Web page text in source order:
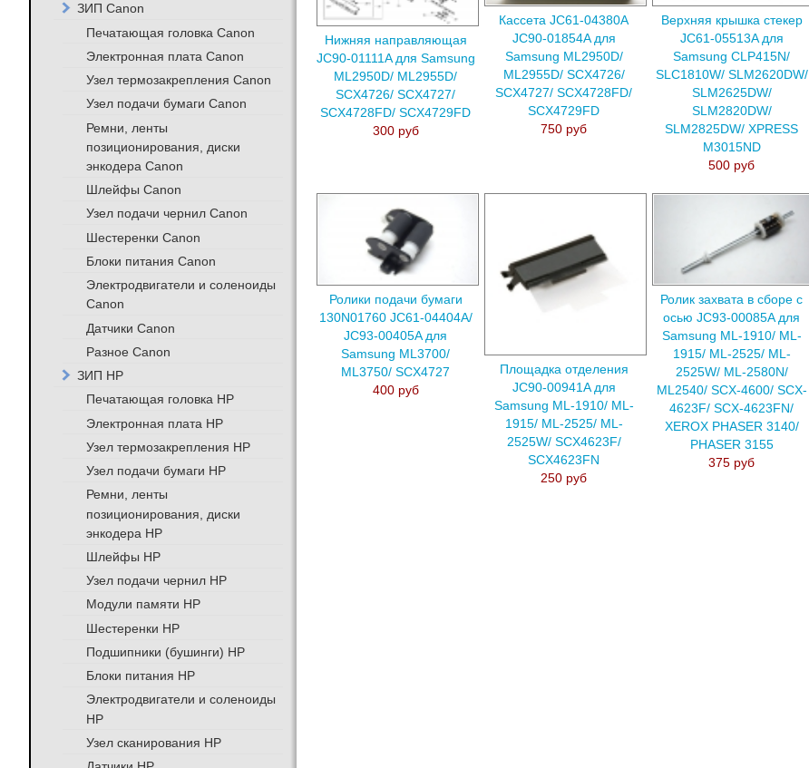
Нижняя направляющая
JC90-01111A для Samsung
ML2950D/ ML2955D/
SCX4726/ SCX4727/
SCX4728FD/ SCX4729FD
300 руб
Кассета JC61-04380A
JC90-01854A для
Samsung ML2950D/
ML2955D/ SCX4726/
SCX4727/ SCX4728FD/
SCX4729FD
750 руб
Верхняя крышка стекер
JC61-05513A для
Samsung CLP415N/
SLC1810W/ SLM2620DW/
SLM2625DW/
SLM2820DW/
SLM2825DW/ XPRESS
M3015ND
500 руб
Ролики подачи бумаги
130N01760 JC61-04404A/
JC93-00405A для
Samsung ML3700/
ML3750/ SCX4727
400 руб
Площадка отделения
JC90-00941A для
Samsung ML-1910/ ML-
1915/ ML-2525/ ML-
2525W/ SCX4623F/
SCX4623FN
250 руб
Ролик захвата в сборе с
осью JC93-00085A для
Samsung ML-1910/ ML-
1915/ ML-2525/ ML-
2525W/ ML-2580N/
ML2540/ SCX-4600/ SCX-
4623F/ SCX-4623FN/
XEROX PHASER 3140/
PHASER 3155
375 руб
ЗИП Canon
Печатающая головка Canon
Электронная плата Canon
Узел термозакрепления Canon
Узел подачи бумаги Canon
Ремни, ленты
позиционирования, диски
энкодера Canon
Шлейфы Canon
Узел подачи чернил Canon
Шестеренки Canon
Блоки питания Canon
Электродвигатели и соленоиды
Canon
Датчики Canon
Разное Canon
ЗИП HP
Печатающая головка HP
Электронная плата HP
Узел термозакрепления HP
Узел подачи бумаги HP
Ремни, ленты
позиционирования, диски
энкодера HP
Шлейфы HP
Узел подачи чернил HP
Модули памяти HP
Шестеренки HP
Подшипники (бушинги) HP
Блоки питания HP
Электродвигатели и соленоиды
HP
Узел сканирования HP